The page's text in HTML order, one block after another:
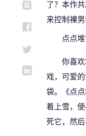
了？本作
来控制裸男
点点
你喜
戏，可爱
袋。《点
着上雪，
死它，然